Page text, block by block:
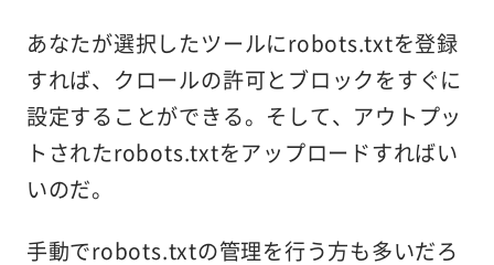
あなたが選択したツールにrobots.txtを登録
すれば、クロールの許可とブロックをすぐに
設定することができる。そして、アウトプッ
トされたrobots.txtをアップロードすればい
いのだ。
手動でrobots.txtの管理を行う方も多いだろ